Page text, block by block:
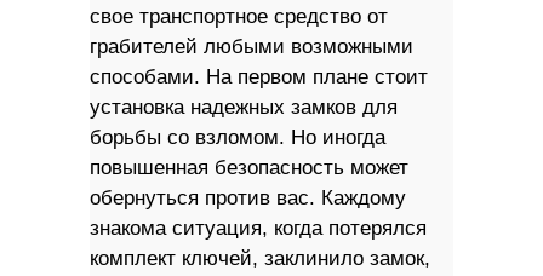
свое транспортное средство от
грабителей любыми возможными
способами. На первом плане стоит
установка надежных замков для
борьбы со взломом. Но иногда
повышенная безопасность может
обернуться против вас. Каждому
знакома ситуация, когда потерялся
комплект ключей, заклинило замок,